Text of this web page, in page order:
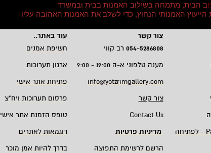
ב הבית, מתמחה בשילוב האמנות בבית ובמשרד
הייעוץ האמנותי הנחוץ, כדי לשלב את האמנות האהובה עליו
צור קשר עוד באתר..
054-5286808 רב קווי
חשיפת אמנים
מענה טלפוני א-ה 19:00 - 9:00
ארגון תערוכות
info@yotzrimgallery.com
פתיחת אתר אישי
צור קשר
פרסום תערוכות ויח"צ
Contact Us
טופס הזמנת אתר אישי
לפתיחה מדיניות פרטיות
דוגמאות לאתרים
הרשם לרשימת התפוצה בדרך להיות אמן מוכר